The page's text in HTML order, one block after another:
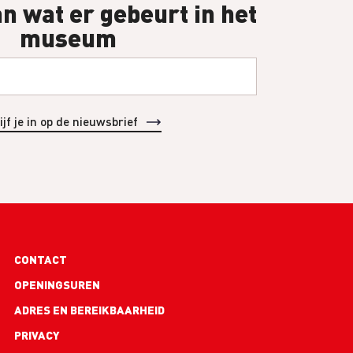
wat er gebeurt in het
museum
Footer
links
CONTACT
OPENINGSUREN
ADRES EN BEREIKBAARHEID
PRIVACY